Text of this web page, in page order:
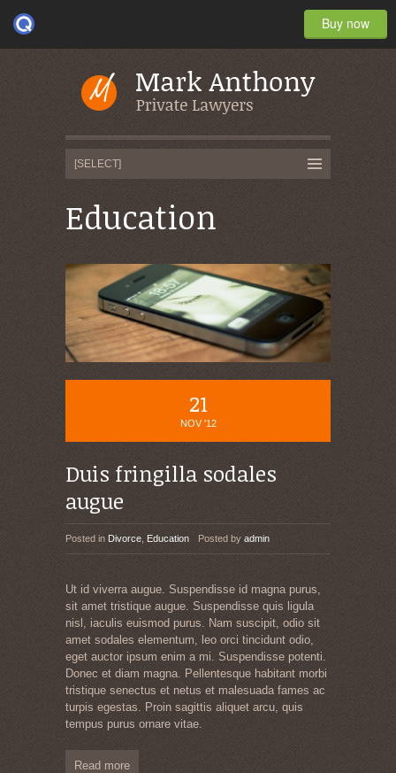
Buy now
Education
21
NOV '12
Duis fringilla sodales
augue
Posted in Divorce Education Posted by admin
Ut id viverra augue. Suspendisse id magna purus,
sit amet tristique augue. Suspendisse quis ligula
nisl, iaculis euismod purus. Nam suscipit, odio sit
amet sodales elementum, leo orci tincidunt odio,
eget auctor ipsum enim a mi. Suspendisse potenti.
Donec et diam magna. Pellentesque habitant morbi
tristique senectus et netus et malesuada fames ac
turpis egestas. Proin sagittis aliquet arcu, quis
tempus purus ornare vitae.
Read more